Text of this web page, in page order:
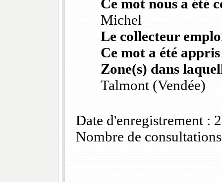
Ce mot nous a été
Michel
Le collecteur
Ce mot a été
Zone(s) dans
Talmont (Vendée)
Date d'enregistrement :
Nombre de